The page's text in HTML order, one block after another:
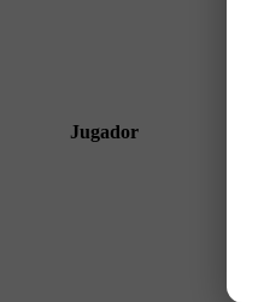
Jugador